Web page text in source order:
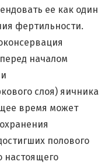
ее как один
фертильности.
началом
слоя) яичника
время может
полового
настоящего